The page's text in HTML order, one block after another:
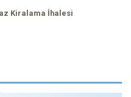
Kiralama İhalesi